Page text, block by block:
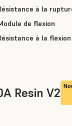
à la
de flexion
à la flexion
Resin V2